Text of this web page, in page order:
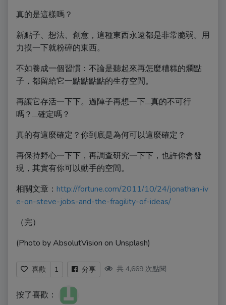
真的是這樣嗎？
新點子、想法、創意，這種東西永遠都是非常脆弱。用
力摸一下就粉碎的東西。
不如養成一個習慣：不論是聽起來再怎麼糟糕的爛點
子，都留給它一點點點點的生存空間。
再讓它存活一下下。過陣子再想一下…真的不可行
嗎？…確定嗎？
真的有這麼確定？你到底是為何可以這麼確定？
再保持野心一下下，再調查研究一下下，也許你會發
現，其實有你可以動手的空間。
相關文章： http://fortune.com/2011/10/24/jonathan-iv
e-on-steve-jobs-and-the-fragility-of-ideas/
（完）
(Photo by AbsolutVision on Unsplash)
喜歡 1 分享 共 4,669 次點閱
按了喜歡：